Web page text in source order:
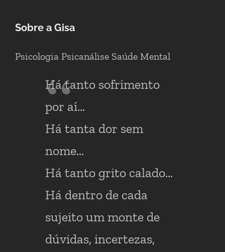
Sobre a Gisa
Psicologia Psicanálise Saúde Mental
Há tanto sofrimento
por aí…
Há tanta dor sem
nome…
Há tanto grito calado…
Há dentro de cada
sujeito um monte de
dúvidas, incertezas,